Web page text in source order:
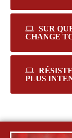
SUR
CHANGE
PLUS